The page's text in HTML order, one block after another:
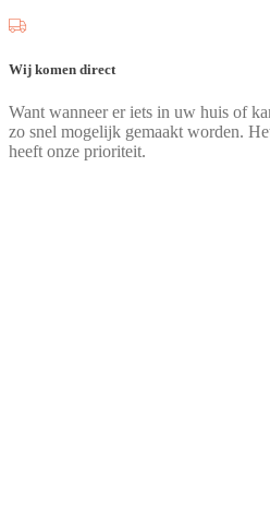
Wij komen direct
Want wanneer er iets in uw huis of
zo snel mogelijk gemaakt worden.
heeft onze prioriteit.